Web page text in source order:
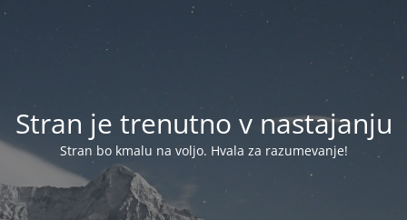
Stran je trenutno v nastajanju
Stran bo kmalu na voljo. Hvala za razumevanje!